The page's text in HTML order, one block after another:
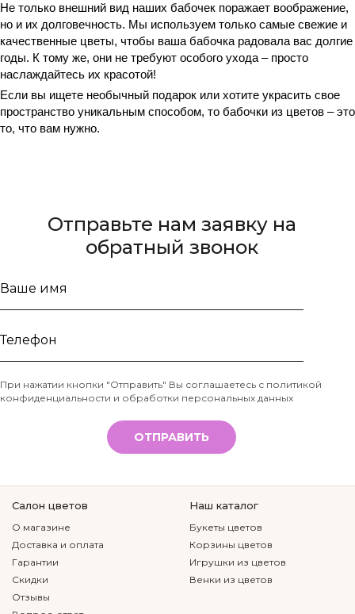
Не только внешний вид наших бабочек поражает воображение,
но и их долговечность. Мы используем только самые свежие и
качественные цветы, чтобы ваша бабочка радовала вас долгие
годы. К тому же, они не требуют особого ухода – просто
наслаждайтесь их красотой!
Если вы ищете необычный подарок или хотите украсить свое
пространство уникальным способом, то бабочки из цветов – это
то, что вам нужно.
Отправьте нам заявку на
обратный звонок
Ваше
Телефон
*
При нажатии кнопки "Отправить" Вы соглашаетесь с политикой
конфиденциальности и обработки персональных данных
ОТПРАВИТЬ
Салон цветов
О магазине
Доставка и оплата
Гарантии
Скидки
Отзывы
Наш каталог
Букеты цветов
Корзины цветов
Игрушки из цветов
Венки из цветов